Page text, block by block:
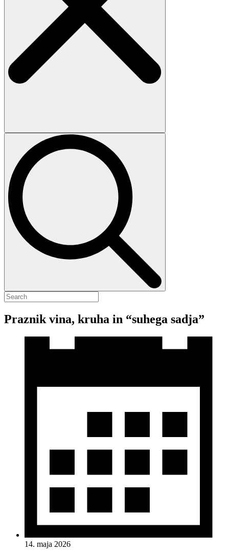
Praznik vina, kruha in “suhega sadja”
14. maja 2026